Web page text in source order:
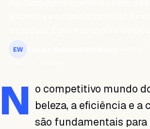
EW
N o competitivo mundo
beleza, a eficiência e a
são fundamentais para